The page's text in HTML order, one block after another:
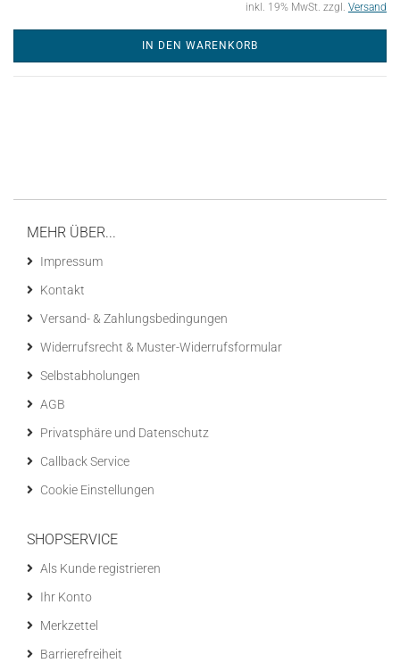
inkl. 19% MwSt. zzgl. Versand
IN DEN WARENKORB
MEHR ÜBER...
Impressum
Kontakt
Versand- & Zahlungsbedingungen
Widerrufsrecht & Muster-Widerrufsformular
Selbstabholungen
AGB
Privatsphäre und Datenschutz
Callback Service
Cookie Einstellungen
SHOPSERVICE
Als Kunde registrieren
Ihr Konto
Merkzettel
Barrierefreiheit